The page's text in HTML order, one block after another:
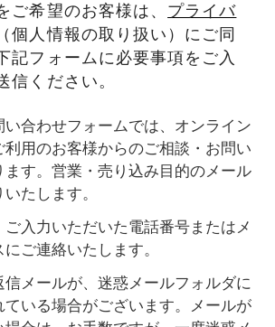
ご希望のお客様は、 プライバ
（個人情報の取り扱い）にご同
記フォームに必要事項をご入
信ください。
い合わせフォームでは、オンライン
利用のお客様からのご相談・お問い
ます。営業・売り込み目的のメール
たします。
入力いただいた電話番号またはメ
ご連絡いたします。
信メールが、迷惑メールフォルダに
ている場合がございます。メールが